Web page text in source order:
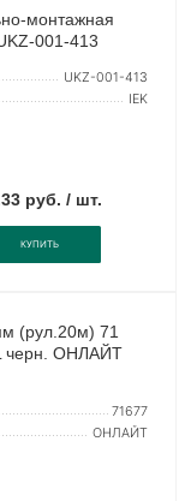
монтажная
001-413
UKZ-001-413
IEK
руб. / шт.
КУПИТЬ
(рул.20м) 71
черн. ОНЛАЙТ
71677
ОНЛАЙТ